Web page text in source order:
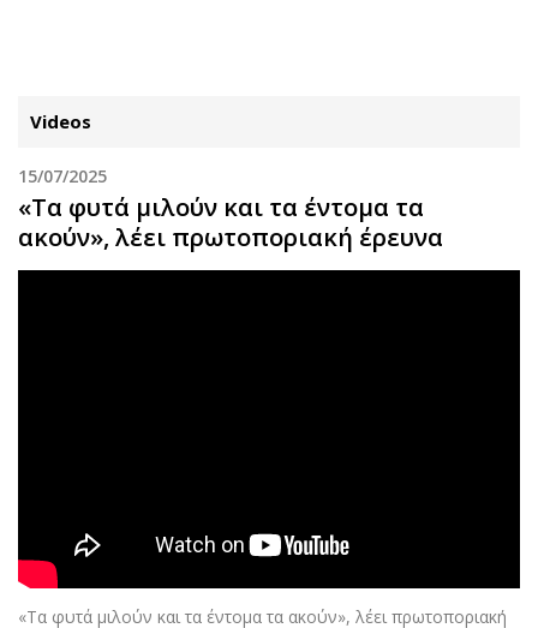
ΚΑΤΗΓΟΡΙΕΣ ΣΥΝΔΕΣΗ
Κύπρος
Αθλητισμός
Κύπρος
Απόψεις
Geek
Νέα
Videos
15/07/2025
«Tα φυτά μιλούν και τα έντομα τα
ακούν», λέει πρωτοποριακή έρευνα
«Tα φυτά μιλούν και τα έντομα τα ακούν», λέει πρωτοποριακή